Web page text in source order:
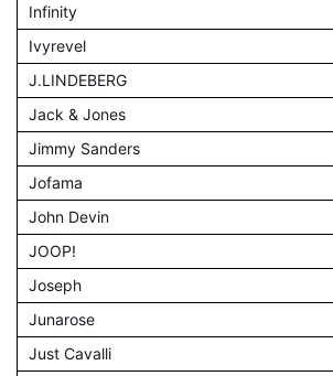
Infinity
Ivyrevel
J.LINDEBERG
Jack & Jones
Jimmy Sanders
Jofama
John Devin
JOOP!
Joseph
Junarose
Just Cavalli